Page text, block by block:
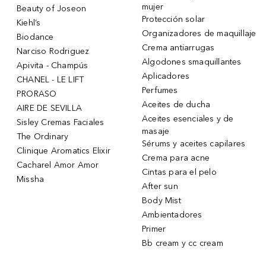
Beauty of Joseon
Kiehl’s
Biodance
Narciso Rodriguez
Apivita - Champús
CHANEL - LE LIFT
PRORASO
AIRE DE SEVILLA
Sisley Cremas Faciales
The Ordinary
Clinique Aromatics Elixir
Cacharel Amor Amor
Missha
mujer
Protección solar
Organizadores de maquillaje
Crema antiarrugas
Algodones smaquillantes
Aplicadores
Perfumes
Aceites de ducha
Aceites esenciales y de
masaje
Sérums y aceites capilares
Crema para acne
Cintas para el pelo
After sun
Body Mist
Ambientadores
Primer
Bb cream y cc cream